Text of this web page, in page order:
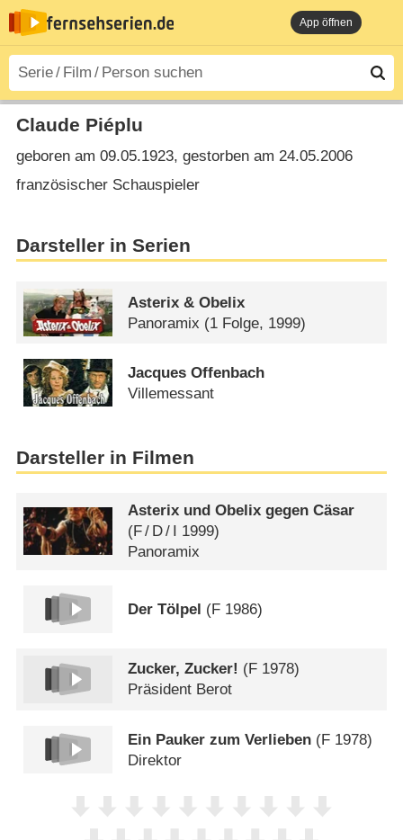
App öffnen
Claude Piéplu
geboren am 09.05.1923, gestorben am 24.05.2006
französischer Schauspieler
Darsteller in Serien
Asterix & Obelix
Panoramix (1 Folge, 1999)
Jacques Offenbach
Villemessant
Darsteller in Filmen
Asterix und Obelix gegen Cäsar
(F/ D/
1999)
Panoramix
Der Tölpel (F 1986)
Zucker, Zucker! (F 1978)
Präsident Berot
Ein Pauker zum Verlieben (F 1978)
Direktor